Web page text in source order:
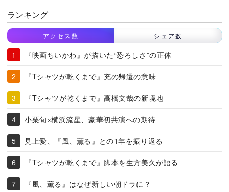
ランキング
アクセス数 シェア数
『映画ちいかわ』が描いた“恐ろしさ”の正体
『Tシャツが乾くまで』充の帰還の意味
『Tシャツが乾くまで』高橋文哉の新境地
小栗旬×横浜流星、豪華初共演への期待
見上愛、『風、薫る』との1年を振り返る
『Tシャツが乾くまで』脚本を生方美久が語る
『風、薫る』はなぜ新しい朝ドラに？